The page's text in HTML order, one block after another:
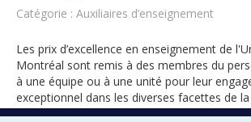
Catégorie : Auxiliaires d’enseignement
Les prix d’excellence en enseignement de
Montréal sont remis à des membres du
à une équipe ou à une unité pour leur
exceptionnel dans les diverses facettes de
l’encadrement des étudiants.